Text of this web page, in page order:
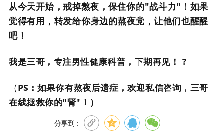
从今天开始，戒掉熬夜，保住你的"战斗力"！如果
觉得有用，转发给你身边的熬夜党，让他们也醒醒
吧！
我是三哥，专注男性健康科普，下期再见！ ?
（PS：如果你有熬夜后遗症，欢迎私信咨询，三哥
在线拯救你的"肾"！）
分享到：